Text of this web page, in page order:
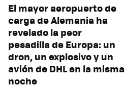
El mayor aeropuerto de
carga de Alemania ha
revelado la peor
pesadilla de Europa: un
dron, un explosivo y un
avión de DHL en la misma
noche